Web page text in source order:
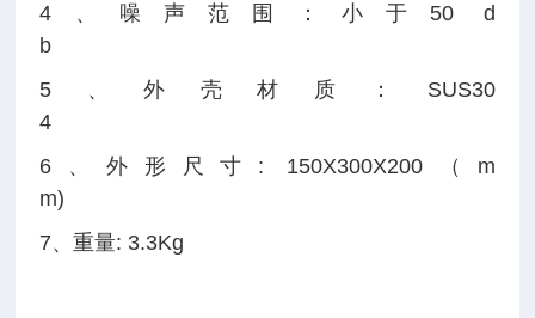
4、噪声范围：小于50 d
b
5、外壳材质：SUS30
4
6、外形尺寸: 150X300X200（m
m)
7、重量: 3.3Kg